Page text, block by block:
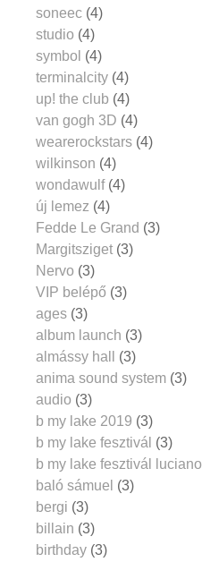
soneec (4)
studio (4)
symbol (4)
terminalcity (4)
up! the club (4)
van gogh 3D (4)
wearerockstars (4)
wilkinson (4)
wondawulf (4)
új lemez (4)
Fedde Le Grand (3)
Margitsziget (3)
Nervo (3)
VIP belépő (3)
ages (3)
album launch (3)
almássy hall
(3)
anima sound system (3)
audio (3)
b my lake 2019 (3)
b my lake fesztivál (3)
b my lake fesztivál luciano
baló sámuel (3)
bergi (3)
billain (3)
birthday (3)